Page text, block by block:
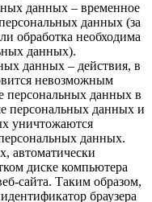
данных – временное
данных (за
обработка необходима
данных).
данных – действия, в
невозможным
персональных данных в
персональных данных и
уничтожаются
данных.
автоматически
диске компьютера
сайта. Таким образом,
браузера